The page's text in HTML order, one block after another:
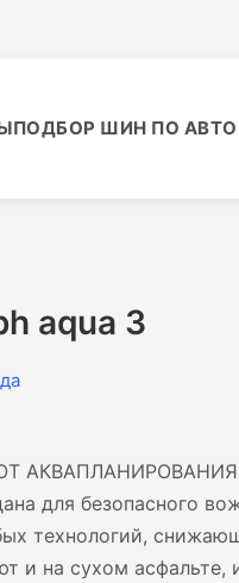
ПОДБОР ШИН ПО АВТО
aqua 3
АКВАПЛАНИРОВАНИЯ
для безопасного
технологий,
и на сухом